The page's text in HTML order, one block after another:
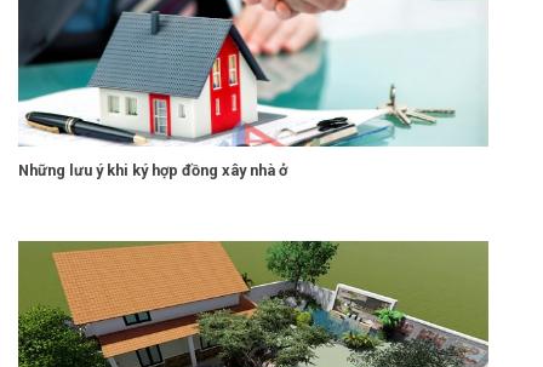
Những lưu ý khi ký hợp đồng xây nhà ở